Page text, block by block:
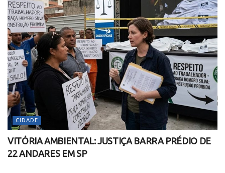
CIDADE
VITÓRIA AMBIENTAL: JUSTIÇA BARRA PRÉDIO DE
22 ANDARES EM SP